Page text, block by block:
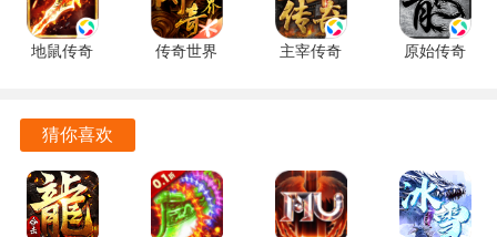
的经典风格。
济流通和社会互动。
拥有组队、帮会、阵营、好友、婚姻等多种社交功能，丰富
玩家之间的互动。
版
地鼠传奇
传奇世界
主宰传奇
原始传奇
猜你喜欢